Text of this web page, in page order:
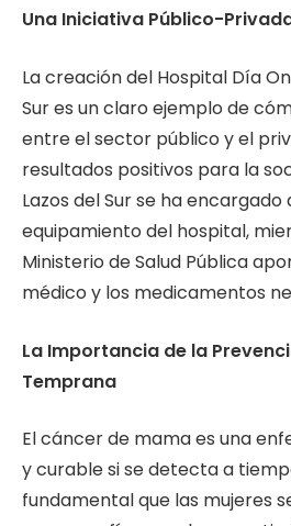
Una Iniciativa Público-
La creación del Hospital Día
Sur es un claro ejemplo de
entre el sector público y el
resultados positivos para la
Lazos del Sur se ha
equipamiento del hospital,
Ministerio de Salud Pública
médico y los medicamentos
La Importancia de la
Temprana
El cáncer de mama es una
y curable si se detecta a
fundamental que las mujeres